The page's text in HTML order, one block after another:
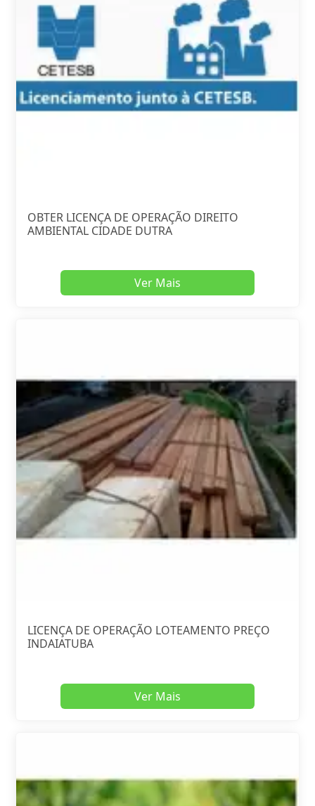
OBTER LICENÇA DE OPERAÇÃO DIREITO
AMBIENTAL CIDADE DUTRA
Ver Mais
LICENÇA DE OPERAÇÃO LOTEAMENTO PREÇO
INDAIATUBA
Ver Mais